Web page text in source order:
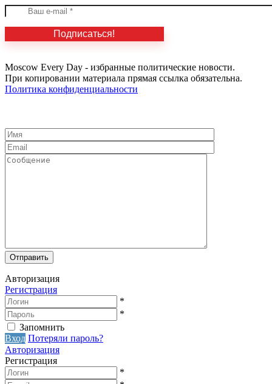
Moscow Every Day - избранные политические новости.
При копировании материала прямая ссылка обязательна.
Политика конфиденциальности
Авторизация
Регистрация
*
*
Запомнить
Вход Потеряли пароль?
Авторизация
Регистрация
*